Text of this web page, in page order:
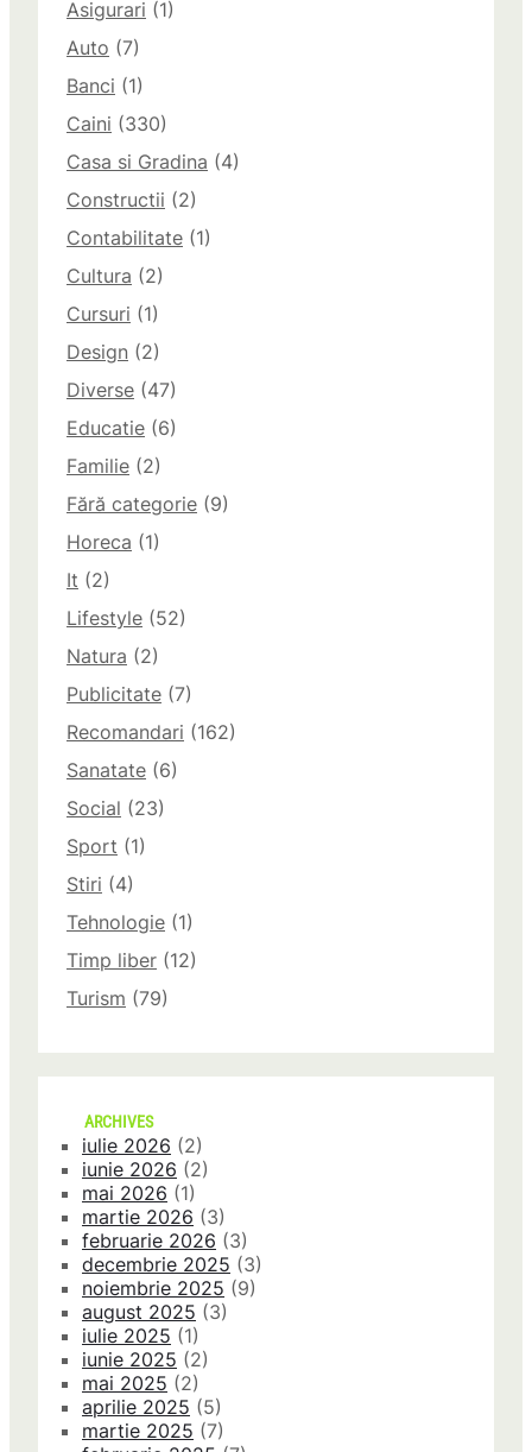
Asigurari (1)
Auto (7)
Banci (1)
Caini (330)
Casa si Gradina (4)
Constructii (2)
Contabilitate (1)
Cultura (2)
Cursuri (1)
Design (2)
Diverse (47)
Educatie (6)
Familie (2)
Fără categorie (9)
Horeca (1)
It (2)
Lifestyle (52)
Natura (2)
Publicitate (7)
Recomandari (162)
Sanatate (6)
Social (23)
Sport (1)
Stiri (4)
Tehnologie (1)
Timp liber (12)
Turism (79)
ARCHIVES
iulie 2026 (2)
iunie 2026 (2)
mai 2026 (1)
martie 2026 (3)
februarie 2026 (3)
decembrie 2025 (3)
noiembrie 2025 (9)
august 2025 (3)
iulie 2025 (1)
iunie 2025 (2)
mai 2025 (2)
aprilie 2025 (5)
martie 2025 (7)